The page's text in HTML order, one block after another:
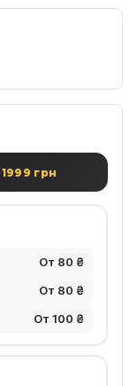
1999 грн
От 80 ₴
От 80 ₴
От 100 ₴